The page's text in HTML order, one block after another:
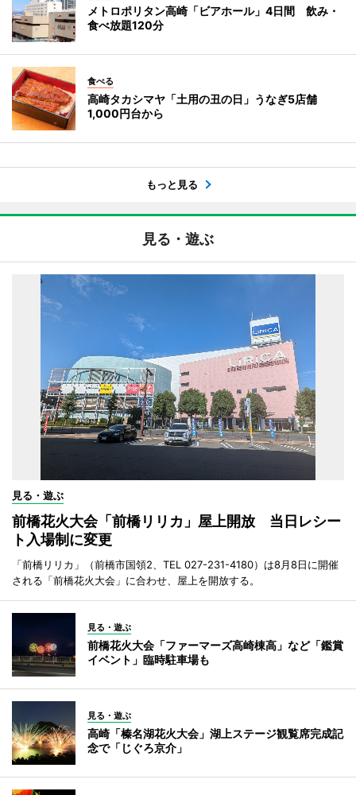
メトロポリタン高崎「ビアホール」4日間 飲み・
食べ放題120分
食べる
高崎タカシマヤ「土用の丑の日」うなぎ5店舗
1,000円台から
もっと見る
見る・遊ぶ
見る・遊ぶ
前橋花火大会「前橋リリカ」屋上開放 当日レシー
ト入場制に変更
「前橋リリカ」（前橋市国領2、TEL 027-231-4180）は8月8日に開催
される「前橋花火大会」に合わせ、屋上を開放する。
見る・遊ぶ
前橋花火大会「ファーマーズ高崎棟高」など「鑑賞
イベント」臨時駐車場も
見る・遊ぶ
高崎「榛名湖花火大会」湖上ステージ観覧席完成記
念で「じぐろ京介」